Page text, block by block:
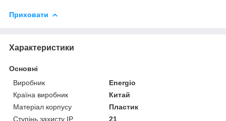
Приховати
Характеристики
Основні
Виробник
Energio
Країна виробник
Китай
Матеріал корпусу
Пластик
Ступінь захисту IP
21